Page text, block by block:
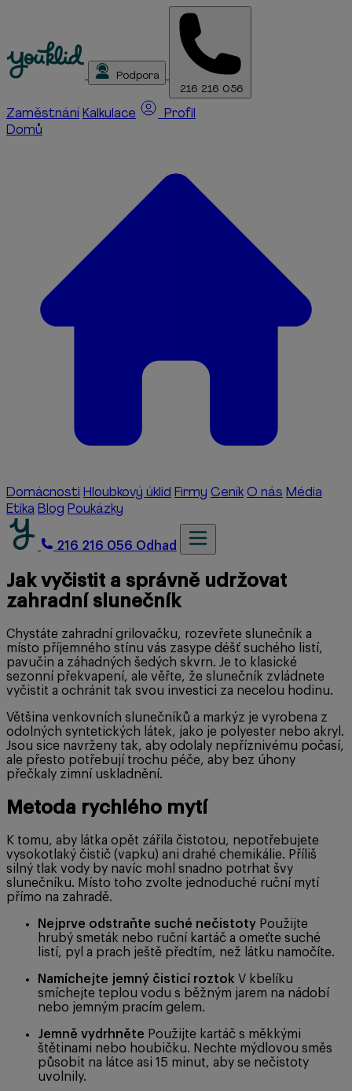
Podpora
216 216 056
Zaměstnání Kalkulace
Profil
Domů
Domácnosti Hloubkový úklid Firmy Ceník O nás Média
Etika Blog Poukázky
216 216 056 Odhad
Jak vyčistit a správně udržovat
zahradní slunečník
Chystáte zahradní grilovačku, rozevřete slunečník a
místo příjemného stínu vás zasype déšť suchého listí,
pavučin a záhadných šedých skvrn. Je to klasické
sezonní překvapení, ale věřte, že slunečník zvládnete
vyčistit a ochránit tak svou investici za necelou hodinu.
Většina venkovních slunečníků a markýz je vyrobena z
odolných syntetických látek, jako je polyester nebo akryl.
Jsou sice navrženy tak, aby odolaly nepříznivému počasí,
ale přesto potřebují trochu péče, aby bez úhony
přečkaly zimní uskladnění.
Metoda rychlého mytí
K tomu, aby látka opět zářila čistotou, nepotřebujete
vysokotlaký čistič (vapku) ani drahé chemikálie. Příliš
silný tlak vody by navíc mohl snadno potrhat švy
slunečníku. Místo toho zvolte jednoduché ruční mytí
přímo na zahradě.
Nejprve odstraňte suché nečistoty Použijte
hrubý smeták nebo ruční kartáč a omeťte suché
listí, pyl a prach ještě předtím, než látku namočíte.
Namíchejte jemný čisticí roztok V kbelíku
smíchejte teplou vodu s běžným jarem na nádobí
nebo jemným pracím gelem.
Jemně vydrhněte Použijte kartáč s měkkými
štětinami nebo houbičku. Nechte mýdlovou směs
působit na látce asi 15 minut, aby se nečistoty
uvolnily.